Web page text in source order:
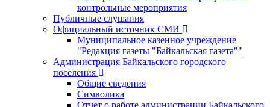
контрольные мероприятия
Публичные слушания
Официальный источник СМИ
Муниципальное казенное учреждение
"Редакция газеты "Байкальская газета""
Администрация Байкальского городского
поселения
Общие сведения
Символика
Отчет о работе администрации Байкальского